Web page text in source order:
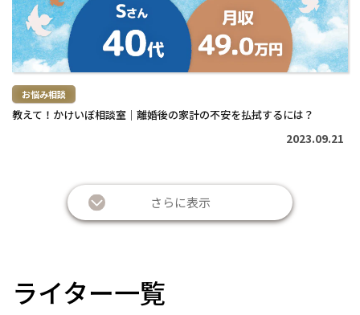
お悩み相談
教えて！かけいぼ相談室｜離婚後の家計の不安を払拭するには？
2023.09.21
さらに表示
ライター一覧